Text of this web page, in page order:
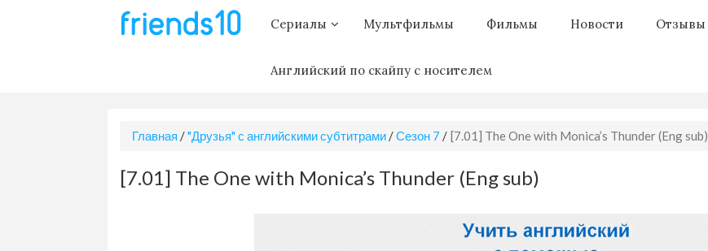
Сериалы Мультфильмы Фильмы Новости Отзывы
Английский по скайпу с носителем
Главная /"Друзья" с английскими субтитрами /Сезон 7 / [7.01] The One with Monica’s Thunder (Eng sub)
[7.01] The One with Monica’s Thunder (Eng sub)